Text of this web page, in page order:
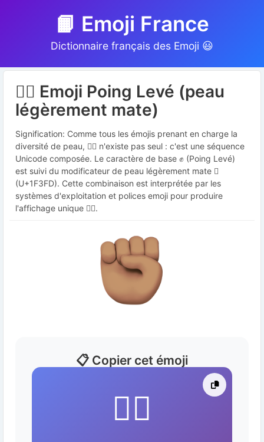
📙 Emoji France
Dictionnaire français des Emoji 😃
✊🏽 Emoji Poing Levé (peau
légèrement mate)
Signification: Comme tous les émojis prenant en charge la
diversité de peau, ✊🏽 n'existe pas seul : c'est une séquence
Unicode composée. Le caractère de base ✊ (Poing Levé)
est suivi du modificateur de peau légèrement mate 🏽
(U+1F3FD). Cette combinaison est interprétée par les
systèmes d'exploitation et polices emoji pour produire
l'affichage unique ✊🏽.
📋 Copier cet émoji
✊🏽